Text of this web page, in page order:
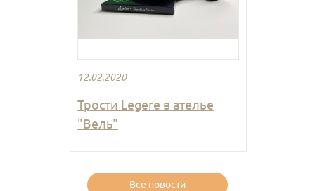
12.02.2020
Трости Legere в ателье
"Вель"
Все новости